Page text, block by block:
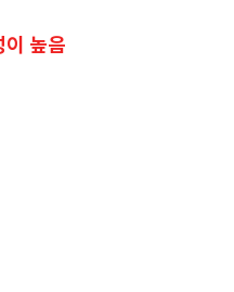
이 높음